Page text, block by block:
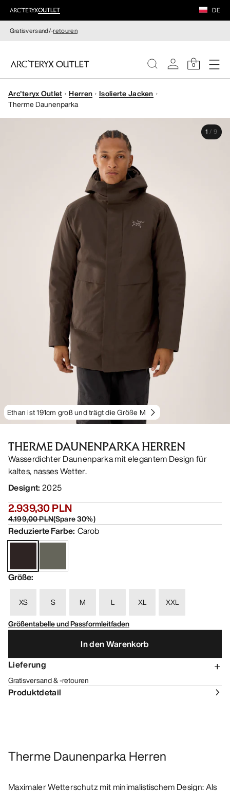
DE
Gratisversand/-retouren
0
DAMEN
Arc'teryx Outlet Herren
Isolierte Jacken
Therme Daunenparka
Ethan ist 191cm groß und trägt die Größe M
1 / 9
THERME DAUNENPARKA HERREN
Wasserdichter Daunenparka mit elegantem Design für
kaltes, nasses Wetter.
Designt: 2025
2.939,30 PLN
4.199,00 PLN(Spare30%)
Reduzierte Farbe: Carob
Größe:
XS S M L XL
XXL
Größentabelle und Passformleitfaden
In den Warenkorb
Lieferung
Gratisversand & -retouren
Produktdetail
Therme Daunenparka Herren
Maximaler Wetterschutz mit minimalistischem Design: Als